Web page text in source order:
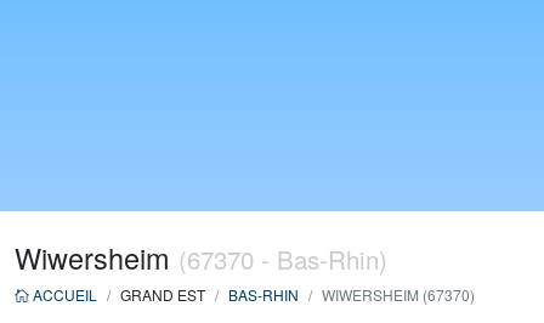
Wiwersheim (67370 - Bas-Rhin)
ACCUEIL GRAND EST BAS-RHIN WIWERSHEIM (67370)